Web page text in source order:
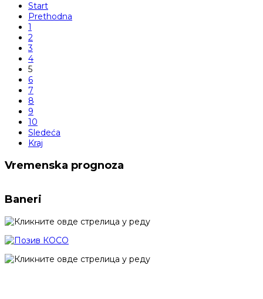
Start
Prethodna
1
2
3
4
5
6
7
8
9
10
Sledeća
Kraj
Vremenska prognoza
Baneri